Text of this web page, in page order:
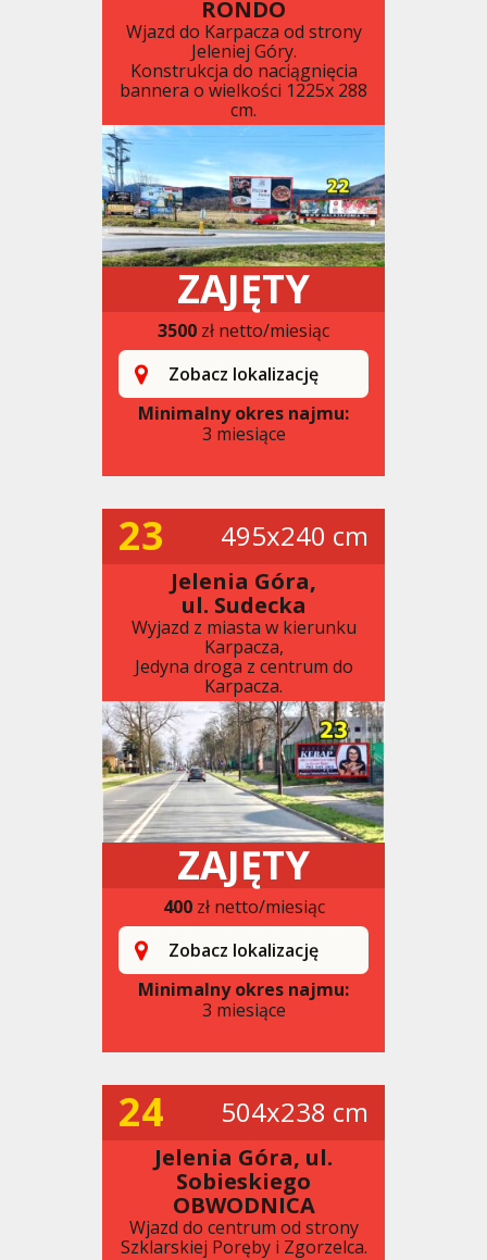
RONDO
Wjazd do Karpacza od strony
Jeleniej Góry.
Konstrukcja do naciągnięcia
bannera o wielkości 1225x 288
cm.
ZAJĘTY
3500 zł netto/miesiąc
Zobacz lokalizację
Minimalny okres najmu:
3 miesiące
23 495x240 cm
Jelenia Góra,
ul. Sudecka
Wyjazd z miasta w kierunku
Karpacza,
Jedyna droga z centrum do
Karpacza.
ZAJĘTY
400zł netto/miesiąc
Zobacz lokalizację
Minimalny okres najmu:
3 miesiące
24 504x238 cm
Jelenia Góra, ul.
Sobieskiego
OBWODNICA
Wjazd do centrum od strony
Szklarskiej Poręby i Zgorzelca.